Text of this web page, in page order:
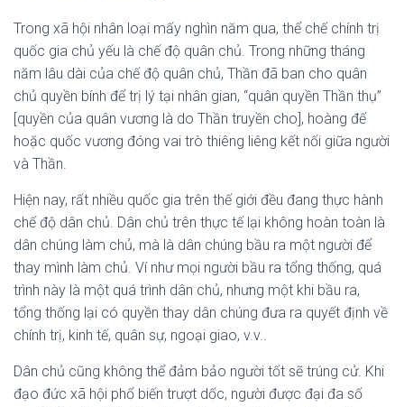
Trong xã hội nhân loại mấy nghìn năm qua, thể chế chính trị
quốc gia chủ yếu là chế độ quân chủ. Trong những tháng
năm lâu dài của chế độ quân chủ, Thần đã ban cho quân
chủ quyền bính để trị lý tại nhân gian, “quân quyền Thần thụ”
[quyền của quân vương là do Thần truyền cho], hoàng đế
hoặc quốc vương đóng vai trò thiêng liêng kết nối giữa người
và Thần.
Hiện nay, rất nhiều quốc gia trên thế giới đều đang thực hành
chế độ dân chủ. Dân chủ trên thực tế lại không hoàn toàn là
dân chúng làm chủ, mà là dân chúng bầu ra một người để
thay mình làm chủ. Ví như mọi người bầu ra tổng thống, quá
trình này là một quá trình dân chủ, nhưng một khi bầu ra,
tổng thống lại có quyền thay dân chúng đưa ra quyết định về
chính trị, kinh tế, quân sự, ngoại giao, v.v..
Dân chủ cũng không thể đảm bảo người tốt sẽ trúng cử. Khi
đạo đức xã hội phổ biến trượt dốc, người được đại đa số